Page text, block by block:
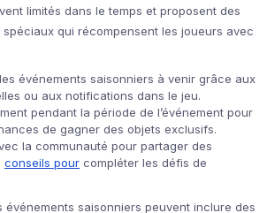
limités dans le temps et proposent des
qui récompensent les joueurs avec
événements saisonniers à venir grâce aux
ou aux notifications dans le jeu.
pendant la période de l’événement pour
de gagner des objets exclusifs.
la communauté pour partager des
conseils pour compléter les défis de
événements saisonniers peuvent inclure des